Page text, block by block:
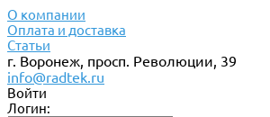
О компании
Оплата и доставка
Статьи
г. Воронеж, просп. Революции, 39
info@radtek.ru
Войти
Логин: